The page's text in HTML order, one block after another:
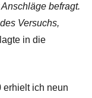
befragt.
Versuchs,
in die
erhielt ich neun